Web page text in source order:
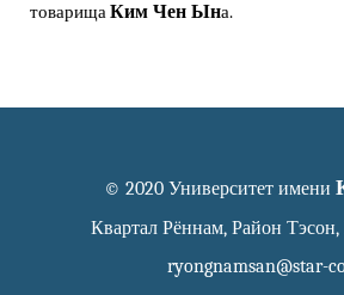
товарищаКим Чен Ына.
© 2020 Университет имени
Квартал Рённам, Район
ryongnamsan@star-